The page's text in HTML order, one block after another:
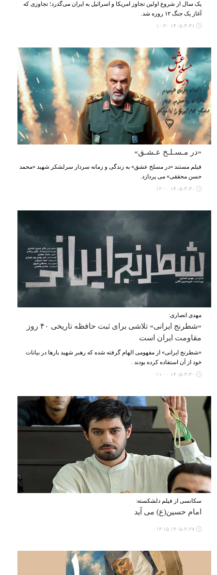
یک سال از شروع اولین تجاوز امریکا و اسرائیل به ایران می‌گذرد؛ تجاوزی که
آغاز یک جنگ ۱۲ روزه شد.
«در مـسـلـخ عـشـق»
فیلم مستند «در مسلخ عشق» به زندگی و زمانه سردار سرلشکر شهید «محمد
حسن محققی» می پردازد.
مهدی انصاری:
«شطرنج ایرانی» تلاشی برای ثبت حافظه تاریخی ۴۰ روز
مقاومت ایران است
«شطرنج ایرانی» از مفهومی الهام گرفته شده که رهبر شهید بارها در بیانات
خود از آن استفاده کرده بودند .
سکانسی از فیلم دلشکسته:
امام حسین(ع) می آید